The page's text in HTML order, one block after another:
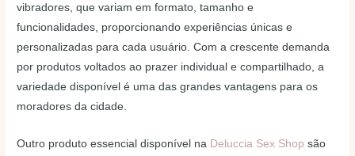
vibradores, que variam em formato, tamanho e
funcionalidades, proporcionando experiências únicas e
personalizadas para cada usuário. Com a crescente demanda
por produtos voltados ao prazer individual e compartilhado, a
variedade disponível é uma das grandes vantagens para os
moradores da cidade.
Outro produto essencial disponível na Deluccia Sex Shop são